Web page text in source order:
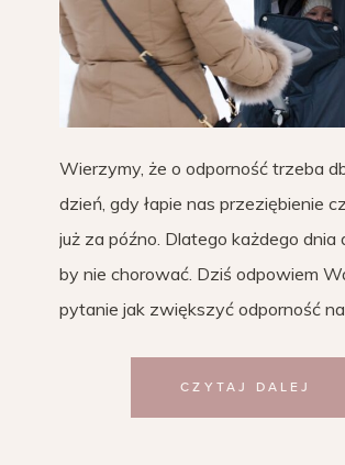
Wierzymy, że o odporność trzeba
dzień, gdy łapie nas przeziębienie
już za późno. Dlatego każdego dnia
by nie chorować. Dziś odpowiem
pytanie jak zwiększyć odporność
CZYTAJ DALEJ